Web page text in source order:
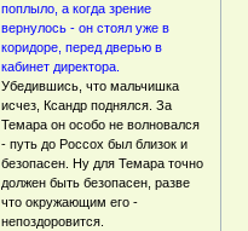
поплыло, а когда зрение
вернулось - он стоял уже в
коридоре, перед дверью в
кабинет директора.
Убедившись, что мальчишка
исчез, Ксандр поднялся. За
Темара он особо не волновался
- путь до Россох был близок и
безопасен. Ну для Темара точно
должен быть безопасен, разве
что окружающим его -
непоздоровится.